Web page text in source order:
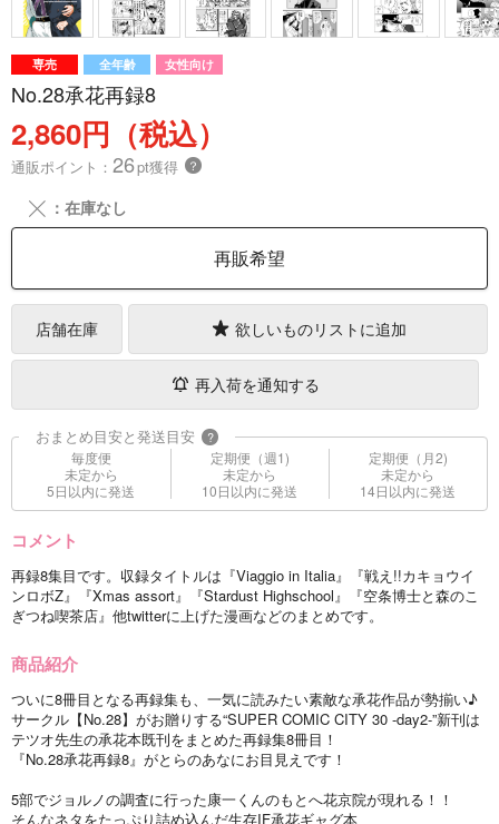
専売 全年齢 女性向け
No.28承花再録8
2,860円（税込）
通販ポイント： 26pt獲得 ？
╳ ：在庫なし
再販希望
店舗在庫 欲しいものリストに追加
再入荷を通知する
おまとめ目安と発送目安 ?
毎度便
未定から
5日以内に発送
定期便（週1)
未定から
10日以内に発送
定期便（月2)
未定から
14日以内に発送
コメント
再録8集目です。収録タイトルは『Viaggio in Italia』『戦え!!カキョウイ
ンロボZ』『Xmas assort』『Stardust Highschool』『空条博士と森のこ
ぎつね喫茶店』他twitterに上げた漫画などのまとめです。
商品紹介
ついに8冊目となる再録集も、一気に読みたい素敵な承花作品が勢揃い♪
サークル【No.28】がお贈りする“SUPER COMIC CITY 30 -day2-”新刊は
テツオ先生の承花本既刊をまとめた再録集8冊目！
『No.28承花再録8』がとらのあなにお目見えです！
5部でジョルノの調査に行った康一くんのもとへ花京院が現れる！！
そんなネタをたっぷり詰め込んだ生存IF承花ギャグ本